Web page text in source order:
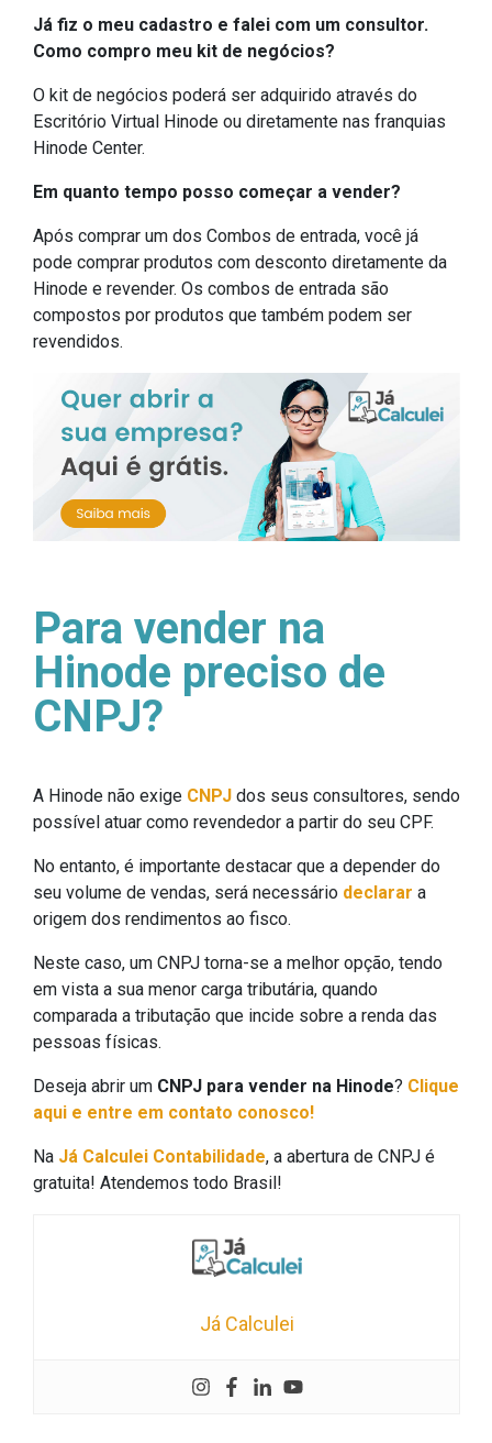
Já fiz o meu cadastro e falei com um consultor.
Como compro meu kit de negócios?
O kit de negócios poderá ser adquirido através do
Escritório Virtual Hinode ou diretamente nas franquias
Hinode Center.
Em quanto tempo posso começar a vender?
Após comprar um dos Combos de entrada, você já
pode comprar produtos com desconto diretamente da
Hinode e revender. Os combos de entrada são
compostos por produtos que também podem ser
revendidos.
Para vender na
Hinode preciso de
CNPJ?
A Hinode não exige CNPJ dos seus consultores, sendo
possível atuar como revendedor a partir do seu CPF.
No entanto, é importante destacar que a depender do
seu volume de vendas, será necessário declarar a
origem dos rendimentos ao fisco.
Neste caso, um CNPJ torna-se a melhor opção, tendo
em vista a sua menor carga tributária, quando
comparada a tributação que incide sobre a renda das
pessoas físicas.
Deseja abrir um CNPJ para vender na Hinode? Clique
aqui e entre em contato conosco!
Na Já Calculei Contabilidade, a abertura de CNPJ é
gratuita! Atendemos todo Brasil!
Já Calculei